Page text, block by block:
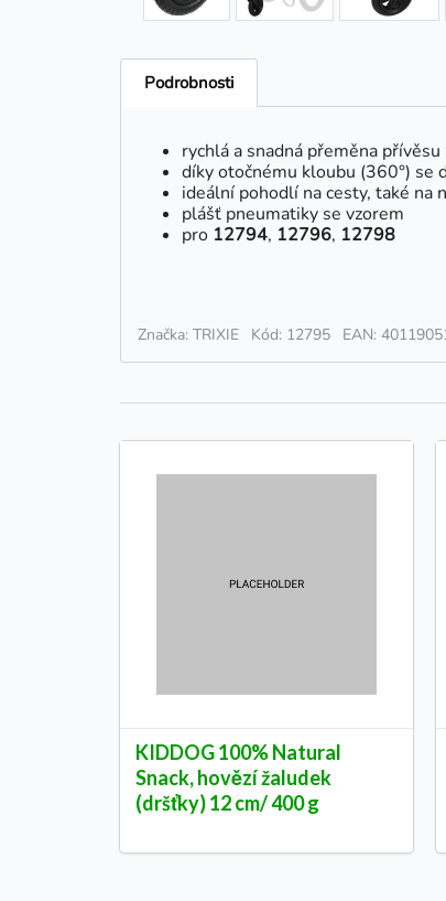
Podrobnosti
rychlá a snadná přeměna
díky otočnému kloubu (360°) se
ideální pohodlí na cesty, také na
plášť pneumatiky se vzorem
pro 12794, 12796, 12798
Značka: TRIXIE Kód: 12795 EAN:
KIDDOG 100% Natural
Snack, hovězí žaludek
(dršťky) 12 cm/ 400 g